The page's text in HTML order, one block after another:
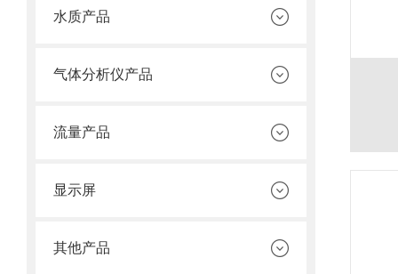
水质产品
气体分析仪产品
流量产品
显示屏
其他产品